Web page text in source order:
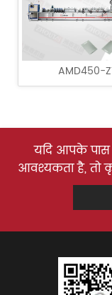
AMD450-
यदि आपके पास
आवश्यकता है, तो